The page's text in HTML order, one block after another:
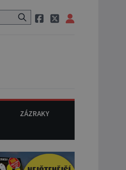
soudce Joseph F. Crater se 6.
ZÁZRAKY